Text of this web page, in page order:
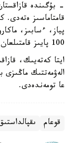
- بۇگىندە
قامتاماسىز
پياز، ءسابىز،
100 پايىز قامتىلعان، - دەدى مينيستر.
ايتا كەتەيىك،
عا تومەندەدى.
قوعام